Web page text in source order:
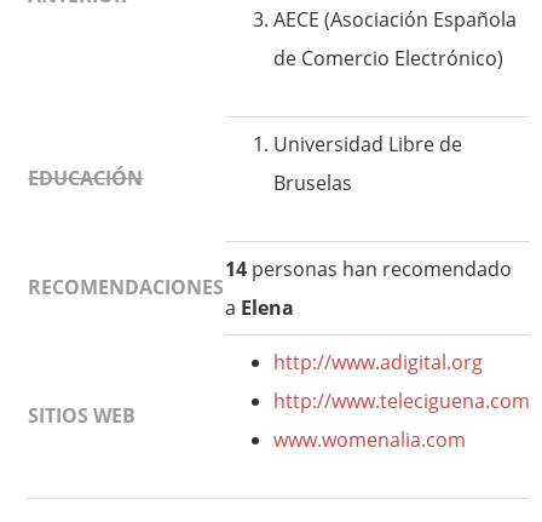
AECE (Asociación Española
de Comercio Electrónico)
EDUCACIÓN
Universidad Libre de
Bruselas
RECOMENDACIONES
14 personas han recomendado
a Elena
SITIOS WEB
http://www.adigital.org
http://www.teleciguena.com
www.womenalia.com